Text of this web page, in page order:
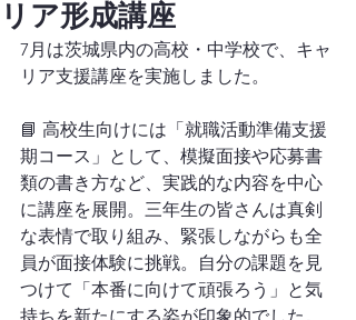
リア形成講座
7月は茨城県内の高校・中学校で、キャ
リア支援講座を実施しました。
📘 高校生向けには「就職活動準備支援
期コース」として、模擬面接や応募書
類の書き方など、実践的な内容を中心
に講座を展開。三年生の皆さんは真剣
な表情で取り組み、緊張しながらも全
員が面接体験に挑戦。自分の課題を見
つけて「本番に向けて頑張ろう」と気